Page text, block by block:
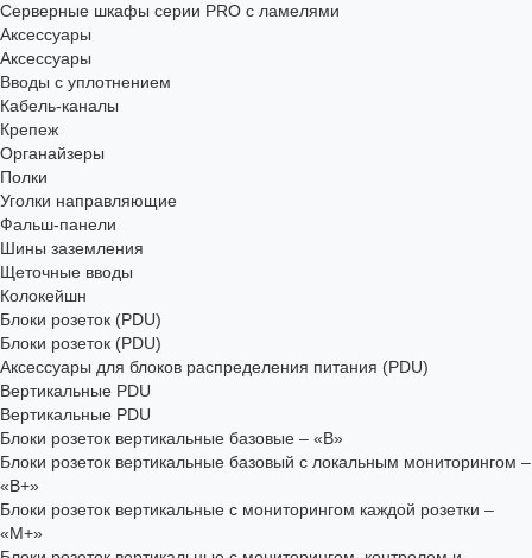
Серверные шкафы серии PRO с ламелями
Аксессуары
Аксессуары
Вводы с уплотнением
Кабель-каналы
Крепеж
Органайзеры
Полки
Уголки направляющие
Фальш-панели
Шины заземления
Щеточные вводы
Колокейшн
Блоки розеток (PDU)
Блоки розеток (PDU)
Аксессуары для блоков распределения питания (PDU)
Вертикальные PDU
Вертикальные PDU
Блоки розеток вертикальные базовые – «В»
Блоки розеток вертикальные базовый с локальным мониторингом –
«В+»
Блоки розеток вертикальные с мониторингом каждой розетки –
«М+»